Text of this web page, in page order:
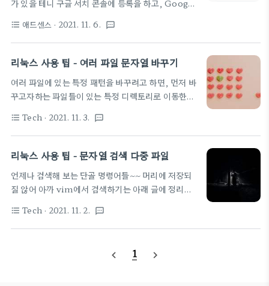
var getUrlParameter = function
getUrlParameter(sParam) { var sPageURL =
가 있을 테니 구글 서치 콘솔에 등록을 하고, Google
https://search.google.com/search-console
마찬가지로, 한국 사용자들에게 알려지기 위해 네이
버 웹마스터 도구 등록도 해 둔다.
어드바이저 네이버 서치어드바이저와 함께 당신의 웹
사이트를 성장시켜보세요
searchadvisor.naver.com 여기에 들어가 웹마스
아래와 같이 rss, sitemap 사이트맵을 등록 할 수 있
는 페이지를 볼 수 있다. 아래 처럼 자신의 si..
format_list_bulleted 애드센스 · 2021. 11. 6. textsms
리눅스 사용 팁 - 여러 파일 문자열 바꾸기
여러 파일에 있는 특정 패턴을 바꾸려고 하면, 먼저 바
꾸고자하는 파일들이 있는 특정 디렉토리로 이동한
위 폴더까지의 "cpp"파일들 내에 "old"이란 문자열
을 "new"로 변경하는 경우 find . -name "*.cpp"
-exec sed -i 's/old/new/g' {} \; 쉬우면서도 어려
네. 레퍼런스 페이지
https://mozi.tistory.com/35 [LINUX] sed
문자열 치환하기 sed 문자열을 변환하는 편집기입니
다. ) sed 사용법 sed [ option ] patte..
format_list_bulleted Tech · 2021. 11. 3. textsms
리눅스 사용 팁 - 문자열 검색 다중 파일
언제나 검색해 보는 단골 명령어들~~ 머리에 저장되
질 않어 아까 vim에서 검색하기는 아래 글에 정리해
에서 여러 파일에 있는 문자열 검색하기 vim 검색 팁
- vi에서 여러 파일에 있는 문자열 검색하기 Vi 작업
포함하고 있는 파일들을 보고 싶다면 아래와 같이 명
format_list_bulleted Tech · 2021. 11. 2. textsms
navigate_before 1 navigate_next